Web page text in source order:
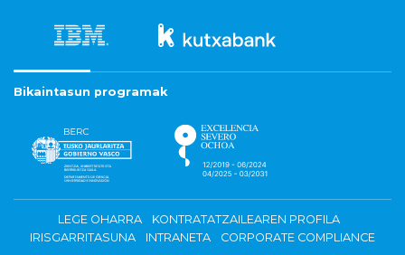
Bikaintasun programak
LEGE OHARRA
KONTRATATZAILEAREN PROFILA
IRISGARRITASUNA
INTRANETA CORPORATE COMPLIANCE